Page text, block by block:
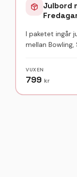
Julbord
I paketet ingår
mellan
VUXEN
799 kr